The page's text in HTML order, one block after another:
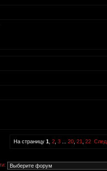
На страницу 1 2 3 20 21 22 След.